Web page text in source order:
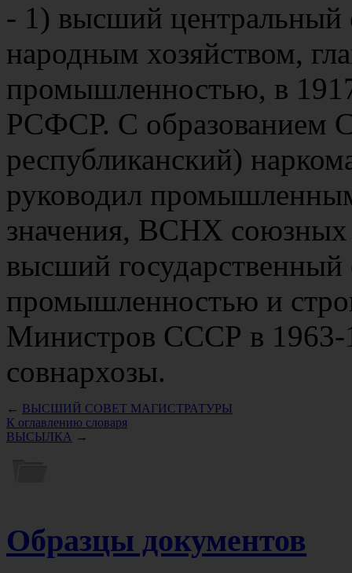
- 1) высший центральный
народным хозяйством,
промышленностью, в
РСФСР. С образованием
республиканский)
руководил
значения, ВСНХ союзных
высший государственный
промышленностью и
Министров СССР в 1963-
совнархозы.
← ВЫСШИЙ СОВЕТ МАГИСТРАТУРЫ
К оглавлению словаря
ВЫСЫЛКА →
Образцы документов